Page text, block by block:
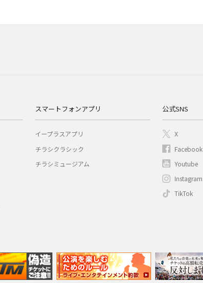
スマートフォンアプリ
イープラスアプリ
チラシクラシック
チラシミュージアム
公式SNS
X
Facebook
Youtube
Instagram
TikTok